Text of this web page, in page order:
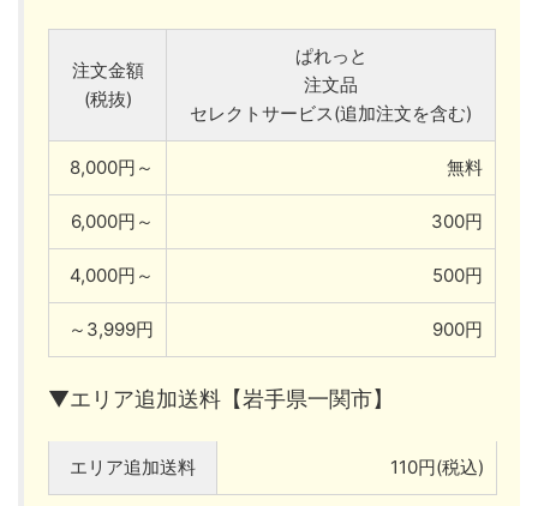
注文金額
(税抜)
ぱれっと
注文品
セレクトサービス(追加注文を含む)
8,000円～ 無料
6,000円～ 300円
4,000円～ 500円
～3,999円 900円
▼エリア追加送料【岩手県一関市】
エリア追加送料 110円(税込)